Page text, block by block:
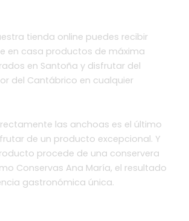
tienda online puedes recibir
en casa productos de máxima
en Santoña y disfrutar del
del Cantábrico en cualquier
las anchoas es el último
de un producto excepcional. Y
procede de una conservera
Conservas Ana María, el resultado
gastronómica única.